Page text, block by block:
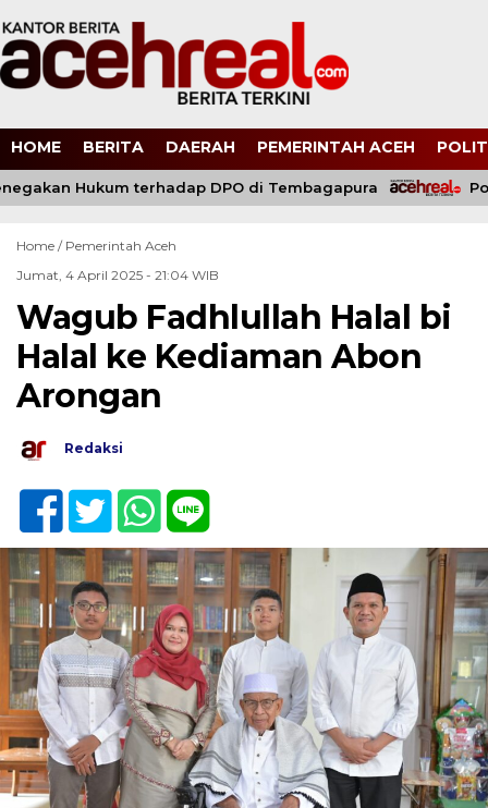
HOME BERITA DAERAH PEMERINTAH ACEH
Hukum terhadap DPO di Tembagapura
Home / Pemerintah Aceh
Jumat, 4 April 2025 - 21:04 WIB
Wagub Fadhlullah Halal bi
Halal ke Kediaman Abon
Arongan
Redaksi